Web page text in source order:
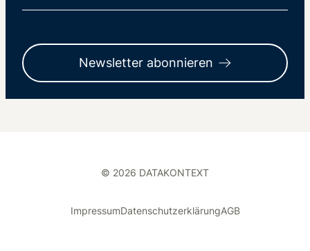
Newsletter abonnieren
© 2026 DATAKONTEXT
ImpressumDatenschutzerklärungAGB